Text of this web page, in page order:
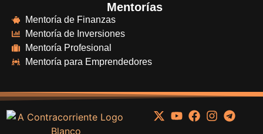
Mentorías
Mentoría de Finanzas
Mentoría de Inversiones
Mentoría Profesional
Mentoría para Emprendedores